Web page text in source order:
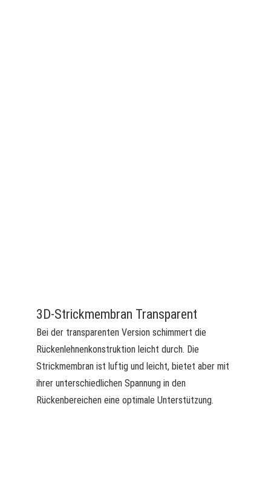
3D-Strickmembran Transparent
Bei der transparenten Version schimmert die
Rückenlehnenkonstruktion leicht durch. Die
Strickmembran ist luftig und leicht, bietet aber mit
ihrer unterschiedlichen Spannung in den
Rückenbereichen eine optimale Unterstützung.